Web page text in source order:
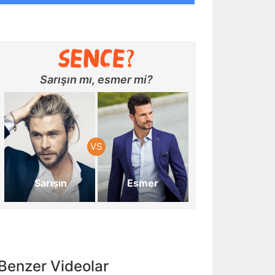
Sarışın mı, esmer mi?
Sarışın Esmer
Videolar